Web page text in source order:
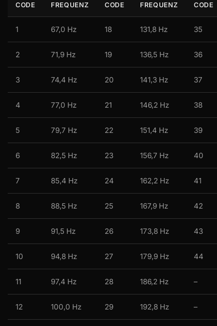
CODE FREQUENZ CODE FREQUENZ CODE
1 67,0 Hz 18 131,8 Hz 35
2 71,9 Hz 19 136,5 Hz 36
3 74,4 Hz 20 141,3 Hz 37
4 77,0 Hz 21 146,2 Hz 38
5 79,7 Hz 22 151,4 Hz 39
6 82,5 Hz 23 156,7 Hz 40
7 85,4 Hz 24 162,2 Hz 41
8 88,5 Hz 25 167,9 Hz 42
9 91,5 Hz 26 173,8 Hz 43
10 94,8 Hz 27 179,9 Hz 44
11 97,4 Hz 28 186,2 Hz –
12 100,0 Hz 29 192,8 Hz –